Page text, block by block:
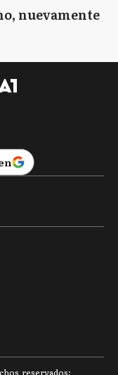
nuevamente
reservados: